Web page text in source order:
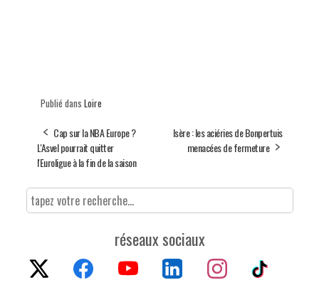
Publié dans Loire
Cap sur la NBA Europe ?
L'Asvel pourrait quitter
l'Euroligue à la fin de la saison
Isère : les aciéries de Bonpertuis
menacées de fermeture
réseaux sociaux